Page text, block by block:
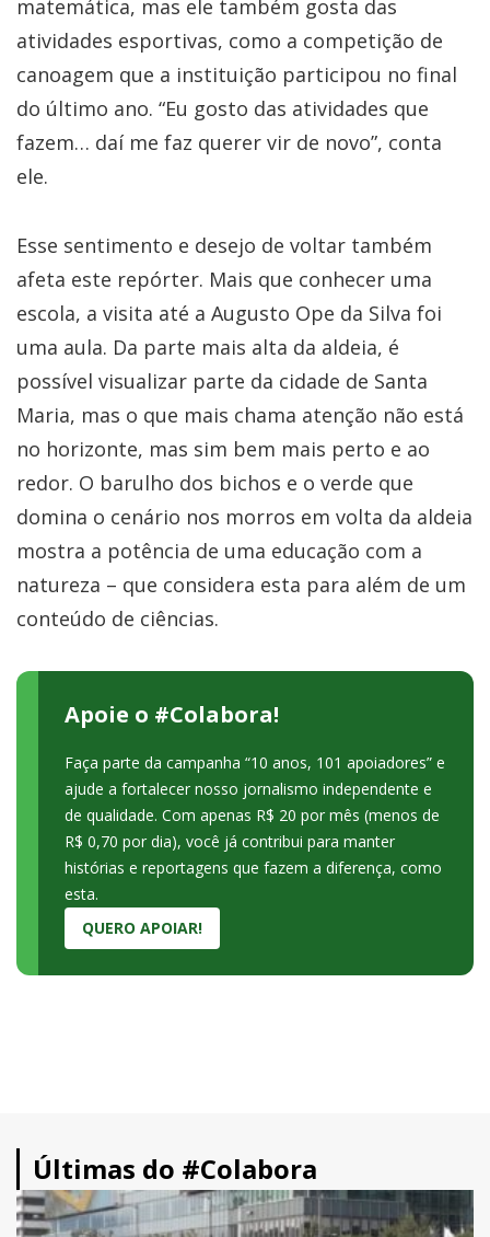
matemática, mas ele também gosta das
atividades esportivas, como a competição de
canoagem que a instituição participou no final
do último ano. “Eu gosto das atividades que
fazem… daí me faz querer vir de novo”, conta
ele.
Esse sentimento e desejo de voltar também
afeta este repórter. Mais que conhecer uma
escola, a visita até a Augusto Ope da Silva foi
uma aula. Da parte mais alta da aldeia, é
possível visualizar parte da cidade de Santa
Maria, mas o que mais chama atenção não está
no horizonte, mas sim bem mais perto e ao
redor. O barulho dos bichos e o verde que
domina o cenário nos morros em volta da aldeia
mostra a potência de uma educação com a
natureza – que considera esta para além de um
conteúdo de ciências.
Apoie o #Colabora!
Faça parte da campanha “10 anos, 101 apoiadores” e
ajude a fortalecer nosso jornalismo independente e
de qualidade. Com apenas R$ 20 por mês (menos de
R$ 0,70 por dia), você já contribui para manter
histórias e reportagens que fazem a diferença, como
esta.
QUERO APOIAR!
Últimas do #Colabora